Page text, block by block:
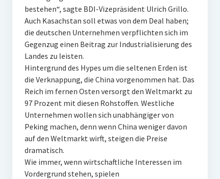
bestehen“, sagte BDI-Vizepräsident Ulrich Grillo.
Auch Kasachstan soll etwas von dem Deal haben;
die deutschen Unternehmen verpflichten sich im
Gegenzug einen Beitrag zur Industrialisierung des
Landes zu leisten.
Hintergrund des Hypes um die seltenen Erden ist
die Verknappung, die China vorgenommen hat. Das
Reich im fernen Osten versorgt den Weltmarkt zu
97 Prozent mit diesen Rohstoffen. Westliche
Unternehmen wollen sich unabhängiger von
Peking machen, denn wenn China weniger davon
auf den Weltmarkt wirft, steigen die Preise
dramatisch.
Wie immer, wenn wirtschaftliche Interessen im
Vordergrund stehen, spielen